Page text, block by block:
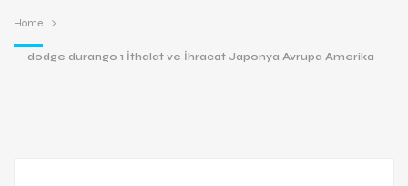
Home
dodge durango 1 İthalat ve İhracat Japonya Avrupa Amerika